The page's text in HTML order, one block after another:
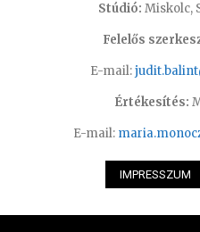
Stúdió: Miskolc,
Felelős
E-mail:
Értékesítés:
E-mail:
IMPRESSZUM